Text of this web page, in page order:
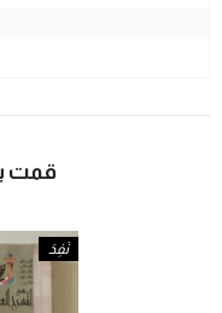
قمت
نَفِدَ